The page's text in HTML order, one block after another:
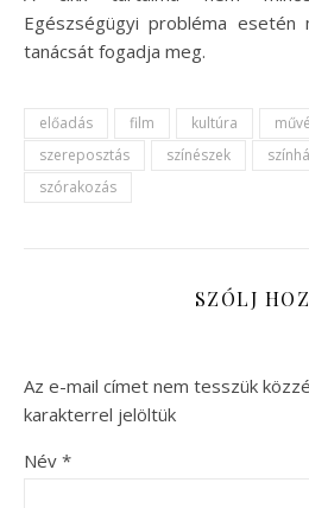
Egészségügyi probléma esetén
tanácsát fogadja meg.
előadás film kultúra
szereposztás
színészek
szórakozás
SZÓLJ
Az e-mail címet nem tesszük
karakterrel jelöltük
Név *